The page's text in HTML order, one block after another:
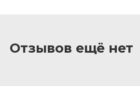
Отзывов ещё нет